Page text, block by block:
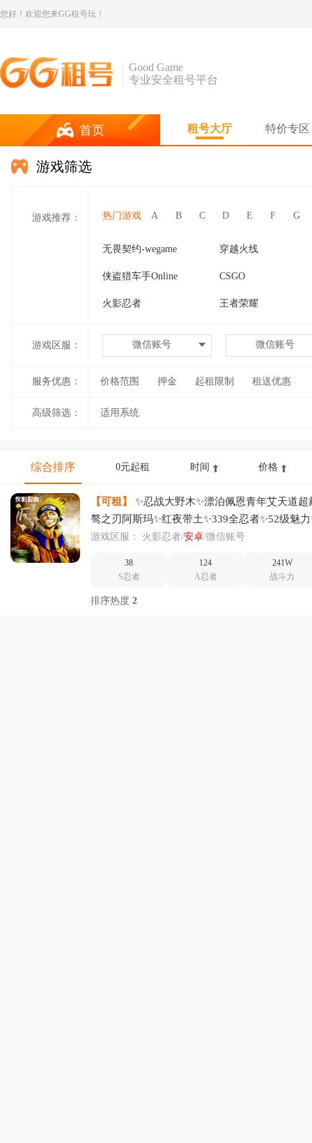
您好！欢迎您来GG租号玩！
Good Game
专业安全租号平台
首页 租号大厅 特价专区
游戏筛选
游戏推荐： 热门游戏 A B C D E F G
无畏契约-wegame 穿越火线
侠盗猎车手Online CSGO
火影忍者 王者荣耀
游戏区服： 微信账号 微信账号
服务优惠： 价格范围 押金 起租限制 租送优惠
高级筛选： 适用系统
综合排序 0元起租 时间 价格
【可租】
✨忍战大野木✨漂泊佩恩青年艾天道超
骜之刃阿斯玛✨红夜带土✨339全忍者✨52级魅
✨2500万满配全场景时装奥义
游戏区服： 火影忍者/安卓/微信账号
38
S忍者
124
A忍者
241W
战斗力
排序热度 2